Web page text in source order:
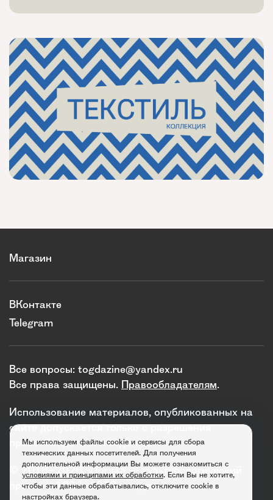
Магазин
ВКонтакте
Telegram
Все вопросы: togdazine@yandex.ru
Все права защищены. Правообладателям.
Использование материалов, опубликованных на
сайте допускается только с разрешения
правообладателя и издания.
© 2016–2026. «Тогда» — культурологический
проект о 1920–1930-х годах.
Мы используем файлы cookie и сервисы для сбора
технических данных посетителей. Для получения
дополнительной информации Вы можете ознакомиться с
условиями и принципами их обработки. Если Вы не хотите,
чтобы эти данные обрабатывались, отключите cookie в
настройках браузера.